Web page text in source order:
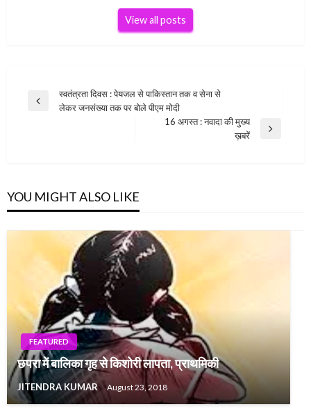
View all posts
Post
navigation
Previous
स्वतंत्रता दिवस : पेयजल से पाकिस्तान तक व सेना से
लेकर जनसंख्या तक पर बोले पीएम मोदी
16 अगस्त : नवादा की मुख्य
ख़बरें
YOU MIGHT ALSO LIKE
FEATURED
छपरा में बालिका गृह से किशोरी लापता, प्राथमिकी
JITENDRA KUMAR August 23, 2018